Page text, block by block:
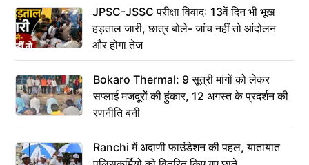
JPSC-JSSC परीक्षा विवाद: 13वें दिन भी भूख
हड़ताल जारी, छात्र बोले- जांच नहीं तो आंदोलन
और होगा तेज
Bokaro Thermal: 9 सूत्री मांगों को लेकर
सप्लाई मजदूरों की हुंकार, 12 अगस्त के प्रदर्शन की
रणनीति बनी
Ranchi में अदाणी फाउंडेशन की पहल, यातायात